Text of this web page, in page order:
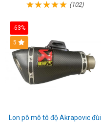
(102)
-63%
5
Lon pô mô tô độ Akrapovic đùi